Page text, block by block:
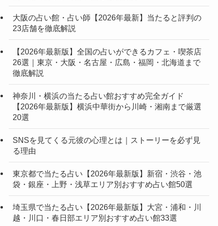
大阪の占い館・占い師【2026年最新】当たると評判の
23店舗を徹底解説
【2026年最新版】全国の占いができるカフェ・喫茶店
26選｜東京・大阪・名古屋・広島・福岡・北海道まで
徹底解説
神奈川・横浜の当たる占い館おすすめ完全ガイド
【2026年最新版】横浜中華街から川崎・湘南まで厳選
20選
SNSを見てくる元彼の心理とは｜ストーリーを必ず見
る理由
東京都で当たる占い【2026年最新版】新宿・渋谷・池
袋・銀座・上野・浅草エリア別おすすめ占い館50選
埼玉県で当たる占い【2026年最新版】大宮・浦和・川
越・川口・春日部エリア別おすすめ占い館33選